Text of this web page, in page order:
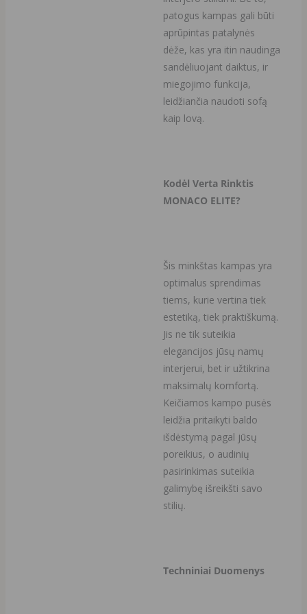
patogus kampas gali būti
aprūpintas patalynės
dėže, kas yra itin naudinga
sandėliuojant daiktus, ir
miegojimo funkcija,
leidžiančia naudoti sofą
kaip lovą.
Kodėl Verta Rinktis
MONACO ELITE?
Šis minkštas kampas yra
optimalus sprendimas
tiems, kurie vertina tiek
estetiką, tiek praktiškumą.
Jis ne tik suteikia
elegancijos jūsų namų
interjerui, bet ir užtikrina
maksimalų komfortą.
Keičiamos kampo pusės
leidžia pritaikyti baldo
išdėstymą pagal jūsų
poreikius, o audinių
pasirinkimas suteikia
galimybę išreikšti savo
stilių.
Techniniai Duomenys